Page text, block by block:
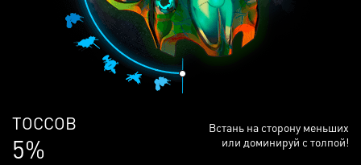
ЛЮДЕЙ
68%
Встань на сторону меньших
или доминируй с толпой!